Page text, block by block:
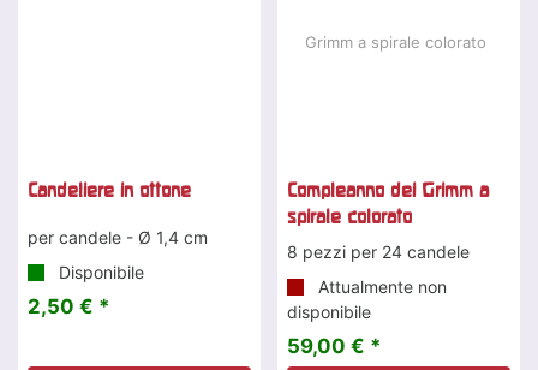
Candeliere in ottone
per candele - Ø 1,4 cm
Disponibile
2,50 € *
Compleanno dei Grimm a
spirale colorato
8 pezzi per 24 candele
Attualmente non
disponibile
59,00 € *